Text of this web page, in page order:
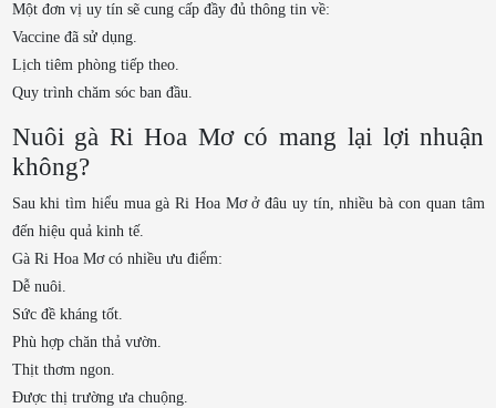
Một đơn vị uy tín sẽ cung cấp đầy đủ thông tin về:
Vaccine đã sử dụng.
Lịch tiêm phòng tiếp theo.
Quy trình chăm sóc ban đầu.
Nuôi gà Ri Hoa Mơ có mang lại lợi nhuận
không?
Sau khi tìm hiểu mua gà Ri Hoa Mơ ở đâu uy tín, nhiều bà con quan tâm
đến hiệu quả kinh tế.
Gà Ri Hoa Mơ có nhiều ưu điểm:
Dễ nuôi.
Sức đề kháng tốt.
Phù hợp chăn thả vườn.
Thịt thơm ngon.
Được thị trường ưa chuộng.